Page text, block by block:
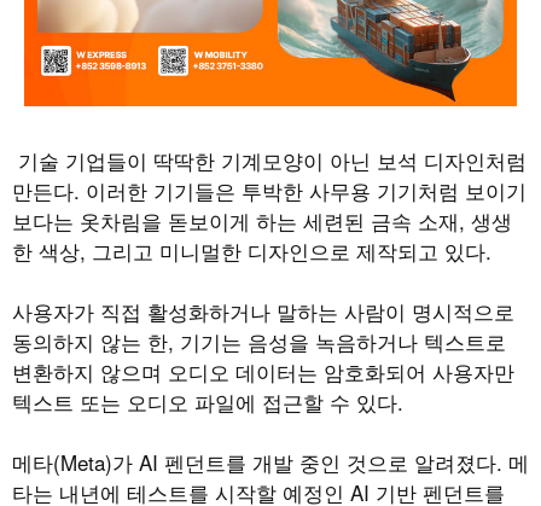
기술 기업들이 딱딱한 기계모양이 아닌 보석 디자인처럼
만든다. 이러한 기기들은 투박한 사무용 기기처럼 보이기
보다는 옷차림을 돋보이게 하는 세련된 금속 소재, 생생
한 색상, 그리고 미니멀한 디자인으로 제작되고 있다.
사용자가 직접 활성화하거나 말하는 사람이 명시적으로
동의하지 않는 한, 기기는 음성을 녹음하거나 텍스트로
변환하지 않으며 오디오 데이터는 암호화되어 사용자만
텍스트 또는 오디오 파일에 접근할 수 있다.
메타(Meta)가 AI 펜던트를 개발 중인 것으로 알려졌다. 메
타는 내년에 테스트를 시작할 예정인 AI 기반 펜던트를